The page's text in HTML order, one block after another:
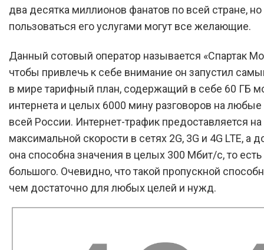
два десятка миллионов фанатов по всей стране, но
пользоваться его услугами могут все желающие.
Данный сотовый оператор называется «Спартак
чтобы привлечь к себе внимание он запустил
в мире тарифный план, содержащий в себе 60 ГБ
интернета и целых 6000 мину разговоров на
всей России. Интернет-трафик предоставляется на
максимальной скорости в сетях 2G, 3G и 4G LTE, а
она способна значения в целых 300 Мбит/с, то есть
большого. Очевидно, что такой пропускной
чем достаточно для любых целей и нужд.